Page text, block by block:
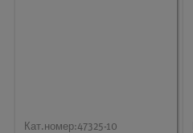
Кат.номер:47325-10